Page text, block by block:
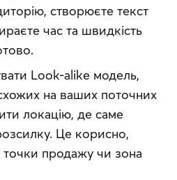
створюєте текст
час та швидкість
Look-alike модель,
на ваших поточних
локацію, де саме
Це корисно,
точки продажу чи зона